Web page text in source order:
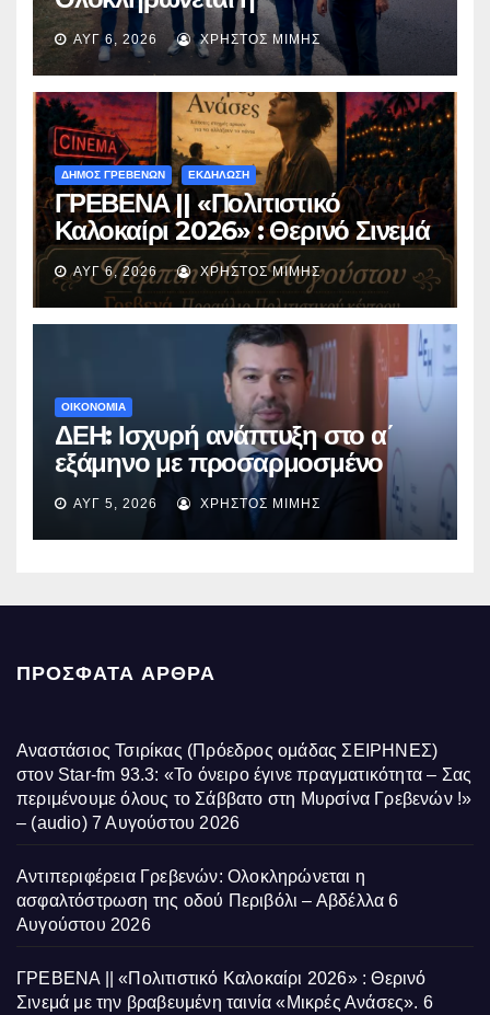
ασφαλτόστρωση της οδού
Περιβόλι – Αβδέλλα
ΑΥΓ 6, 2026 ΧΡΉΣΤΟΣ ΜΊΜΗΣ
ΔΗΜΟΣ ΓΡΕΒΕΝΩΝ ΕΚΔΗΛΩΣΗ
ΓΡΕΒΕΝΑ || «Πολιτιστικό
Καλοκαίρι 2026» : Θερινό Σινεμά
με την βραβευμένη ταινία
«Μικρές Ανάσες».
ΑΥΓ 6, 2026 ΧΡΉΣΤΟΣ ΜΊΜΗΣ
ΟΙΚΟΝΟΜΙΑ
ΔΕΗ: Ισχυρή ανάπτυξη στο α΄
εξάμηνο με προσαρμοσμένο
EBITDA στα €1,2 δισ.
ΑΥΓ 5, 2026 ΧΡΉΣΤΟΣ ΜΊΜΗΣ
ΠΡΌΣΦΑΤΑ ΆΡΘΡΑ
Αναστάσιος Τσιρίκας (Πρόεδρος ομάδας ΣΕΙΡΗΝΕΣ)
στον Star-fm 93.3: «Το όνειρο έγινε πραγματικότητα – Σας
περιμένουμε όλους το Σάββατο στη Μυρσίνα Γρεβενών !»
– (audio) 7 Αυγούστου 2026
Αντιπεριφέρεια Γρεβενών: Ολοκληρώνεται η
ασφαλτόστρωση της οδού Περιβόλι – Αβδέλλα 6
Αυγούστου 2026
ΓΡΕΒΕΝΑ || «Πολιτιστικό Καλοκαίρι 2026» : Θερινό
Σινεμά με την βραβευμένη ταινία «Μικρές Ανάσες». 6